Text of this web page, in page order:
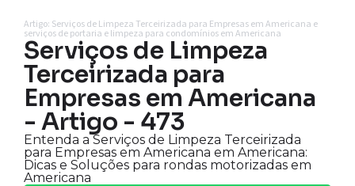
Artigo: Serviços de Limpeza Terceirizada para Empresas em Americana e
serviços de portaria e limpeza para condomínios em Americana
Serviços de Limpeza
Terceirizada para
Empresas em Americana
- Artigo - 473
Entenda a Serviços de Limpeza Terceirizada
para Empresas em Americana em Americana:
Dicas e Soluções para rondas motorizadas em
Americana